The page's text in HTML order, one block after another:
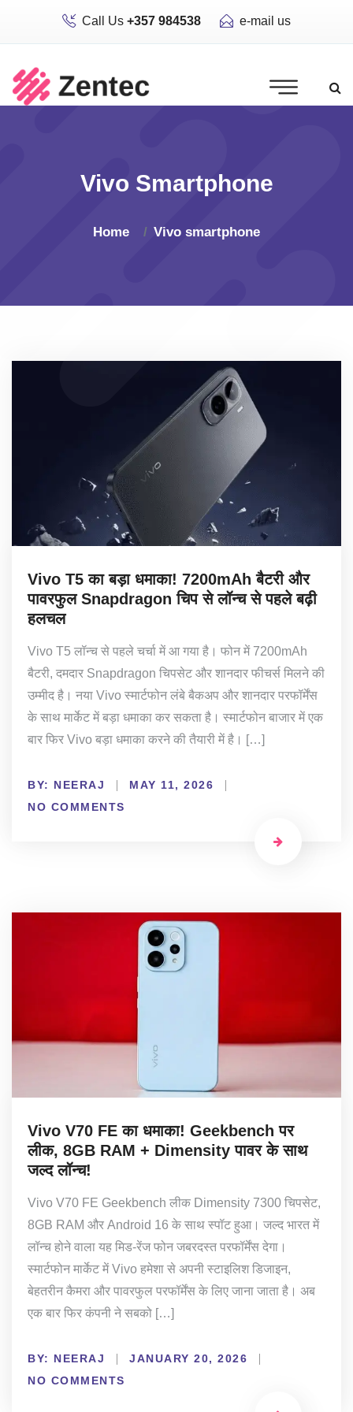
Call Us +357 984538 e-mail us
Vivo Smartphone
Home Vivo smartphone
Vivo T5 का बड़ा धमाका! 7200mAh बैटरी और
पावरफुल Snapdragon चिप से लॉन्च से पहले बढ़ी
हलचल
Vivo T5 लॉन्च से पहले चर्चा में आ गया है। फोन में 7200mAh
बैटरी, दमदार Snapdragon चिपसेट और शानदार फीचर्स मिलने की
उम्मीद है। नया Vivo स्मार्टफोन लंबे बैकअप और शानदार परफॉर्मेंस
के साथ मार्केट में बड़ा धमाका कर सकता है। स्मार्टफोन बाजार में एक
बार फिर Vivo बड़ा धमाका करने की तैयारी में है। […]
BY: NEERAJ
MAY 11, 2026
NO COMMENTS
Vivo V70 FE का धमाका! Geekbench पर
लीक, 8GB RAM + Dimensity पावर के साथ
जल्द लॉन्च!
Vivo V70 FE Geekbench लीक Dimensity 7300 चिपसेट,
8GB RAM और Android 16 के साथ स्पॉट हुआ। जल्द भारत में
लॉन्च होने वाला यह मिड-रेंज फोन जबरदस्त परफॉर्मेंस देगा।
स्मार्टफोन मार्केट में Vivo हमेशा से अपनी स्टाइलिश डिजाइन,
बेहतरीन कैमरा और पावरफुल परफॉर्मेंस के लिए जाना जाता है। अब
एक बार फिर कंपनी ने सबको […]
BY: NEERAJ
JANUARY 20, 2026
NO COMMENTS